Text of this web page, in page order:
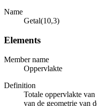
Name
Getal(10,3)
Elements
Member name
Oppervlakte
Definition
Totale oppervlakte
van de geometrie van